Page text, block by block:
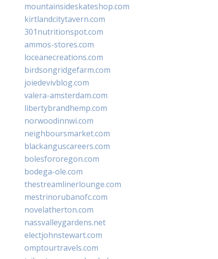
mountainsideskateshop.com
kirtlandcitytavern.com
301nutritionspot.com
ammos-stores.com
loceanecreations.com
birdsongridgefarm.com
joiedevivblog.com
valera-amsterdam.com
libertybrandhemp.com
norwoodinnwi.com
neighboursmarket.com
blackanguscareers.com
bolesfororegon.com
bodega-ole.com
thestreamlinerlounge.com
mestrinorubanofc.com
novelatherton.com
nassvalleygardens.net
electjohnstewart.com
omptourtravels.com